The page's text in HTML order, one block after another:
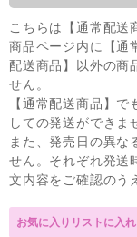
こちらは【通常配送
商品ページ内に【通
配送商品】以外の商
せん。
【通常配送商品】
しての発送ができま
また、発売日の異な
せん。それぞれ発送
文内容をご確認のう